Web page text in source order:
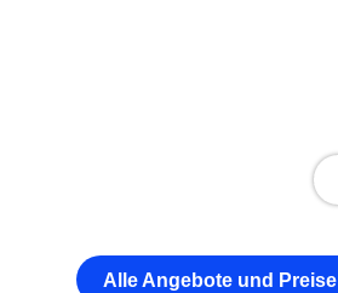
Alle Angebote und Preise